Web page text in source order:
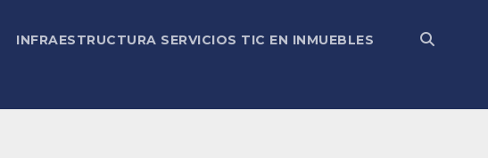
INFRAESTRUCTURA SERVICIOS TIC EN INMUEBLES